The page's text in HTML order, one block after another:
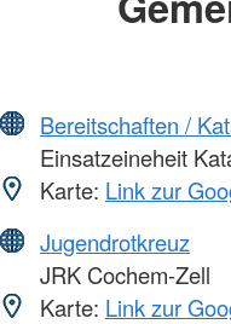
Bereitschaften /
Einsatzeineheit
Karte: Link zur
Jugendrotkreuz
JRK Cochem-Zell
Karte: Link zur